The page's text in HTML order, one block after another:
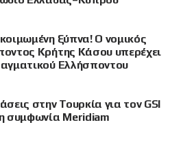
ΠΡΟΒΟΛΗ
ξύπνα! Ο νομικός
Κρήτης Κάσου υπερέχει
Ελλήσποντου
στην Τουρκία για τον GSI
συμφωνία Meridiam